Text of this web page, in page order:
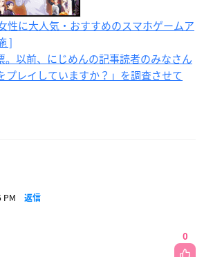
性に大人気・おすすめのスマホゲームア
]
。以前、にじめんの記事読者のみなさん
プレイしていますか？」を調査させて
PM 返信
0